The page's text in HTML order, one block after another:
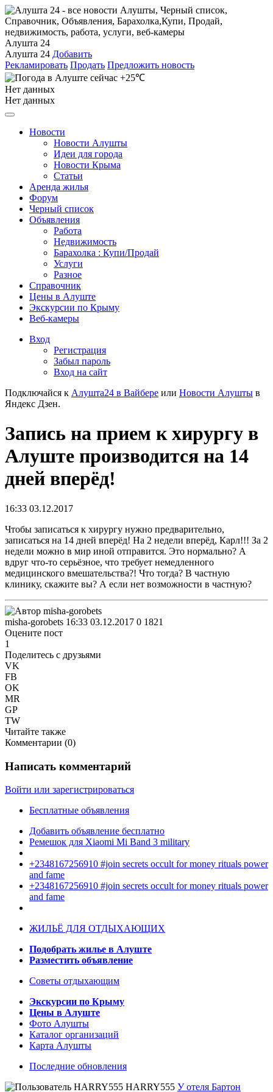
Алушта 24
Алушта 24 Добавить
Рекламировать Продать Предложить новость
+25℃
Нет данных
Нет данных
Новости
Новости Алушты
Идеи для города
Новости Крыма
Статьи
Аренда жилья
Форум
Черный список
Объявления
Работа
Недвижимость
Барахолка : Купи/Продай
Услуги
Разное
Справочник
Цены в Алуште
Экскурсии по Крыму
Веб-камеры
Вход
Регистрация
Забыл пароль
Вход на сайт
Подключайся к Алушта24 в Вайбере или Новости Алушты в
Яндекс Дзен.
Запись на прием к хирургу в
Алуште производится на 14
дней вперёд!
16:33 03.12.2017
Чтобы записаться к хирургу нужно предварительно,
записаться на 14 дней вперёд! На 2 недели вперёд, Карл!!! За 2
недели можно в мир иной отправится. Это нормально? А
вдруг что-то серьёзное, что требует немедленного
медицинского вмешательства?! Что тогда? В частную
клинику, скажите вы? А если нет возможности в частную?
misha-gorobets 16:33 03.12.2017 0 1821
Оцените пост
1
Поделитесь с друзьями
VK
FB
OK
MR
GP
TW
Читайте также
Комментарии (0)
Написать комментарий
Войти или зарегистрироваться
Бесплатные объявления
Добавить объявление бесплатно
Ремешок для Xiaomi Mi Band 3 military
+2348167256910 #join secrets occult for money rituals power
and fame
+2348167256910 #join secrets occult for money rituals power
and fame
ЖИЛЬЁ ДЛЯ ОТДЫХАЮЩИХ
Подобрать жилье в Алуште
Разместить объявление
Советы отдыхающим
Экскурсии по Крыму
Цены в Алуште
Фото Алушты
Каталог организаций
Карта Алушты
Последние обновления
HARRY555 У отеля Бартон